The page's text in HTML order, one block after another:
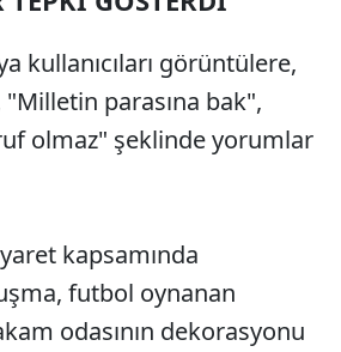
kullanıcıları görüntülere,
parasına bak",
olmaz" şeklinde yorumlar
kapsamında
futbol oynanan
odasının dekorasyonu